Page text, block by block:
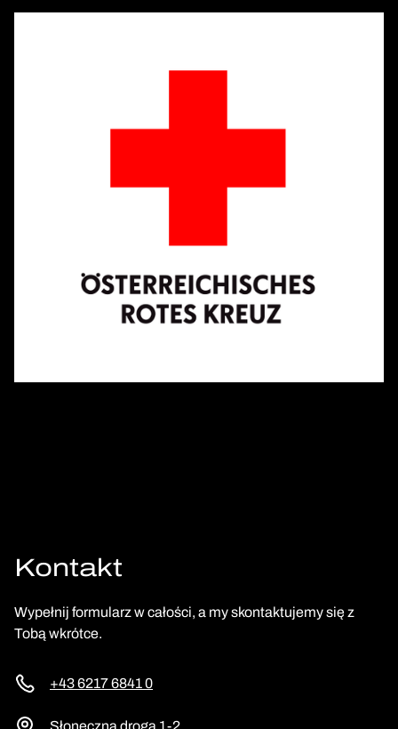
Kontakt
Wypełnij formularz w całości, a my skontaktujemy się z
Tobą wkrótce.
+43 6217 6841 0
Słoneczna droga 1-2